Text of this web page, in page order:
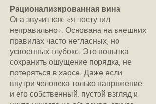
Рационализированная вина
Она звучит как: «я поступил
неправильно». Основана на внешних
правилах часто негласных, но
усвоенных глубоко. Это попытка
сохранить ощущение порядка, не
потеряться в хаосе. Даже если
внутри человека только напряжение
и его собственный, пустой взгляд и